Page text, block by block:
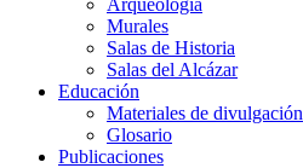
Arqueología
Murales
Salas de Historia
Salas del Alcázar
Educación
Materiales de divulgación
Glosario
Publicaciones